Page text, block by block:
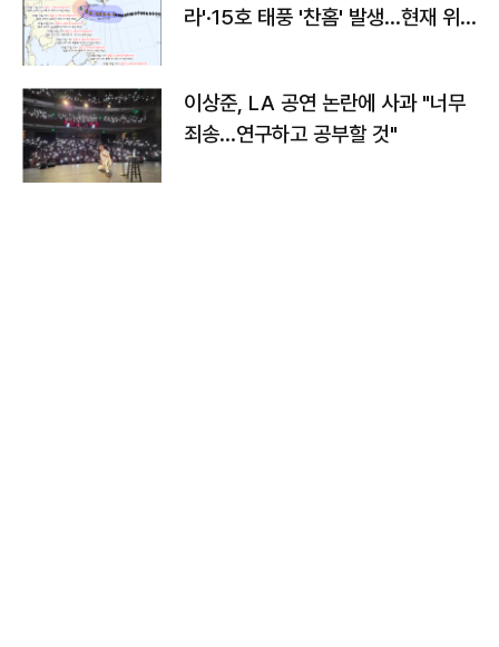
라'·15호 태풍 '찬홈' 발생…현재 위
이상준, LA 공연 논란에 사과 "너무
죄송…연구하고 공부할 것"